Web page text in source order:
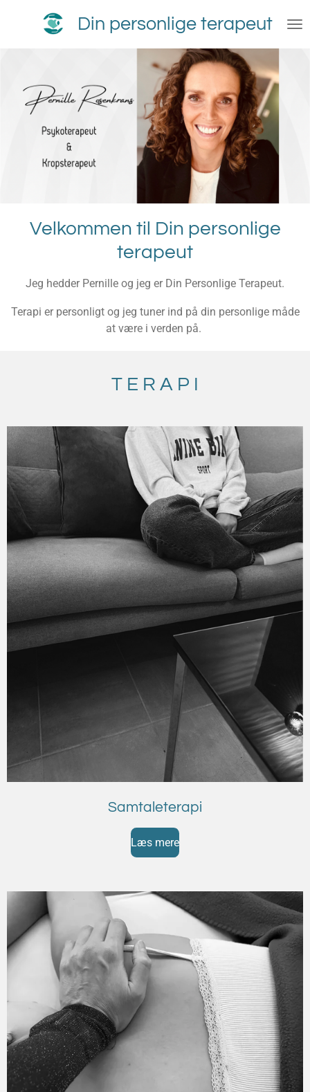
Din personlige terapeut
Velkommen til Din personlige
terapeut
Jeg hedder Pernille og jeg er Din Personlige Terapeut.
Terapi er personligt og jeg tuner ind på din personlige måde
at være i verden på.
T E R A P I
Samtaleterapi
Læs mere